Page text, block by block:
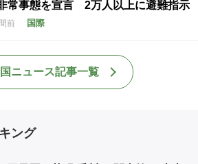
常事態を宣言 2万人以上に避難指示
前 国際
ニュース記事一覧
ング